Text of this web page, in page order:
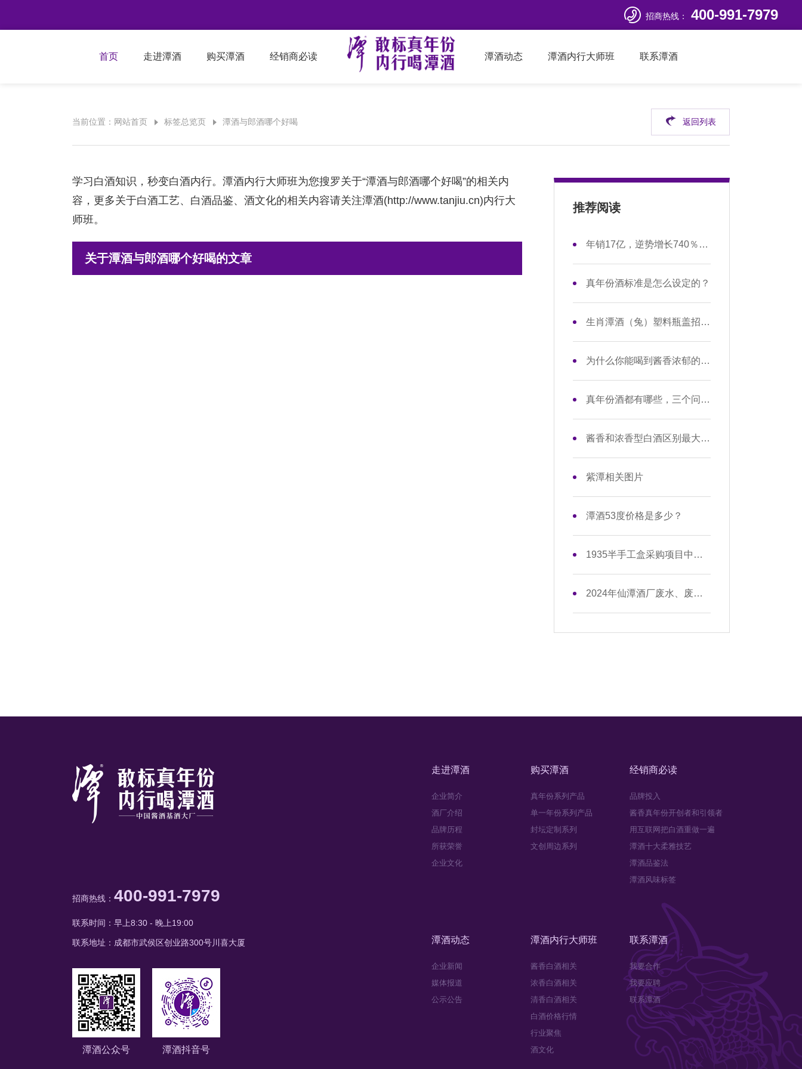
 招商热线： 400-991-7979
首页 走进潭酒 购买潭酒 经销商必读 潭酒动态 潭酒内行大师班 联系潭酒
当前位置： 网站首页 标签总览页 潭酒与郎酒哪个好喝 返回列表
学习白酒知识，秒变白酒内行。潭酒内行大师班为您搜罗关于“潭酒与郎酒哪个好喝”的相关内
容，更多关于白酒工艺、白酒品鉴、酒文化的相关内容请关注潭酒(http://www.tanjiu.cn)内行大
师班。
关于潭酒与郎酒哪个好喝的文章
推荐阅读
年销17亿，逆势增长740％，潭酒：如何打造一个“真年份+互联网”的酱酒品牌？
真年份酒标准是怎么设定的？
生肖潭酒（兔）塑料瓶盖招标公告
为什么你能喝到酱香浓郁的酱酒？磨碎制曲就是原因！
真年份酒都有哪些，三个问题解读真年份
酱香和浓香型白酒区别最大的点在哪里？
紫潭相关图片
潭酒53度价格是多少？
1935半手工盒采购项目中标公示
2024年仙潭酒厂废水、废气、固废7月监测数据信息公开
招商热线： 400-991-7979
联系时间：早上8:30 - 晚上19:00
联系地址：成都市武侯区创业路300号川喜大厦
潭酒公众号 潭酒抖音号
走进潭酒
企业简介
酒厂介绍
品牌历程
所获荣誉
企业文化
购买潭酒
真年份系列产品
单一年份系列产品
封坛定制系列
文创周边系列
经销商必读
品牌投入
酱香真年份开创者和引领者
用互联网把白酒重做一遍
潭酒十大柔雅技艺
潭酒品鉴法
潭酒风味标签
潭酒动态
企业新闻
媒体报道
公示公告
潭酒内行大师班
酱香白酒相关
浓香白酒相关
清香白酒相关
白酒价格行情
行业聚焦
酒文化
联系潭酒
我要合作
我要应聘
联系潭酒